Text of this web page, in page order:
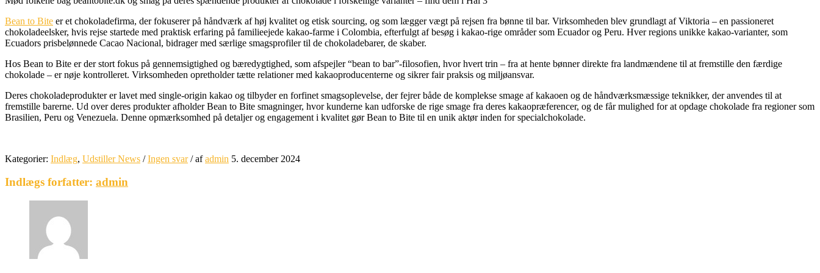
Bean to Bite er et chokoladefirma, der fokuserer på håndværk af høj kvalitet og etisk sourcing, og som lægger vægt på rejsen fra bønne til bar. Virksomheden blev grundlagt af Viktoria – en passioneret
chokoladeelsker, hvis rejse startede med praktisk erfaring på familieejede kakao-farme i Colombia, efterfulgt af besøg i kakao-rige områder som Ecuador og Peru. Hver regions unikke kakao-varianter, som
Ecuadors prisbelønnede Cacao Nacional, bidrager med særlige smagsprofiler til de chokoladebarer, de skaber.
Hos Bean to Bite er der stort fokus på gennemsigtighed og bæredygtighed, som afspejler “bean to bar”-filosofien, hvor hvert trin – fra at hente bønner direkte fra landmændene til at fremstille den færdige
chokolade – er nøje kontrolleret. Virksomheden opretholder tætte relationer med kakaoproducenterne og sikrer fair praksis og miljøansvar.
Deres chokoladeprodukter er lavet med single-origin kakao og tilbyder en forfinet smagsoplevelse, der fejrer både de komplekse smage af kakaoen og de håndværksmæssige teknikker, der anvendes til at
fremstille barerne. Ud over deres produkter afholder Bean to Bite smagninger, hvor kunderne kan udforske de rige smage fra deres kakaopræferencer, og de får mulighed for at opdage chokolade fra regioner som
Brasilien, Peru og Venezuela. Denne opmærksomhed på detaljer og engagement i kvalitet gør Bean to Bite til en unik aktør inden for specialchokolade.
Kategorier: Indlæg, Udstiller News / Ingen svar /afadmin 5. december 2024
Indlægs forfatter: admin